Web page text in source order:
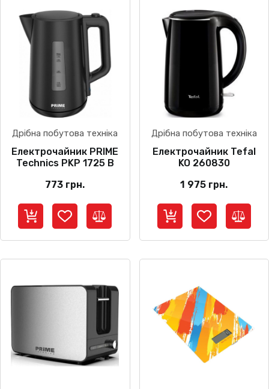
Дрібна побутова техніка
Електрочайник PRIME
Technics PKP 1725 B
773 грн.
Дрібна побутова техніка
Електрочайник Tefal
KO 260830
1 975 грн.